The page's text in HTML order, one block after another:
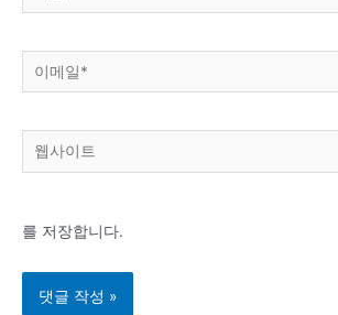
름
메
사
트
를 저장합니다.